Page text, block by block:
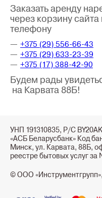
Заказать аренду
через корзину
телефону
+375 (29) 556-66-43
+375 (29) 633-23-39
+375 (17) 388-42-90
Будем рады
на Карвата 88Б!
УНП 191310835, Р/С
«АСБ Беларусбанк» Код
Минск, ул. Карвата, 88Б,
реестре бытовых услуг
© ООО